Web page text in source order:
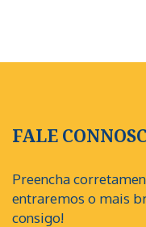
FALE
Preencha
entraremos o mais
consigo!